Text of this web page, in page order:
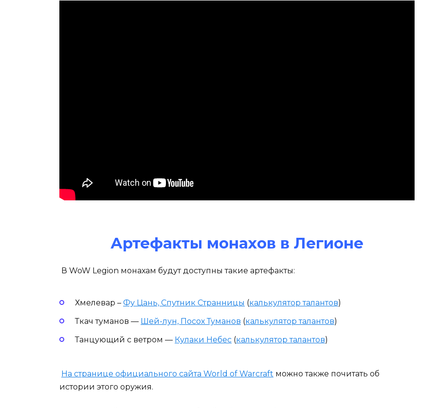
Артефакты монахов в Легионе
В WoW Legion монахам будут доступны такие артефакты:
Хмелевар – Фу Цань, Спутник Странницы (калькулятор талантов)
Ткач туманов — Шей-лун, Посох Туманов (калькулятор талантов)
Танцующий с ветром — Кулаки Небес (калькулятор талантов)
На странице официального сайта World of Warcraft можно также почитать об
истории этого оружия.